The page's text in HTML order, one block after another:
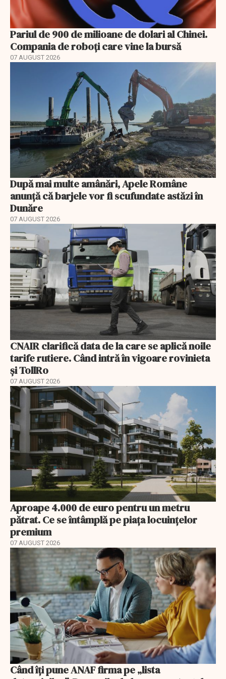
Pariul de 900 de milioane de dolari al Chinei.
Compania de roboți care vine la bursă
07 AUGUST 2026
După mai multe amânări, Apele Române
anunță că barjele vor fi scufundate astăzi în
Dunăre
07 AUGUST 2026
CNAIR clarifică data de la care se aplică noile
tarife rutiere. Când intră în vigoare rovinieta
și TollRo
07 AUGUST 2026
Aproape 4.000 de euro pentru un metru
pătrat. Ce se întâmplă pe piața locuințelor
premium
07 AUGUST 2026
Când îți pune ANAF firma pe „lista